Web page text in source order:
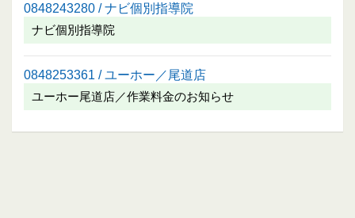
0848243280 / ナビ個別指導院
ナビ個別指導院
0848253361 / ユーホー／尾道店
ユーホー尾道店／作業料金のお知らせ